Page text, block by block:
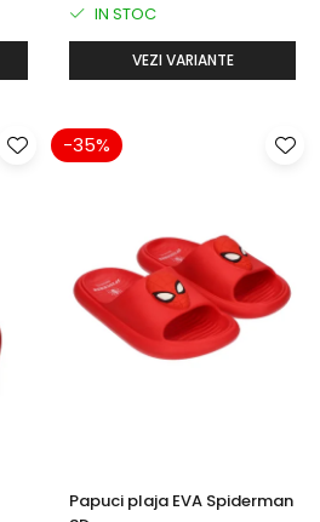
IN STOC
VEZI VARIANTE
-35%
Papuci plaja EVA Spiderman